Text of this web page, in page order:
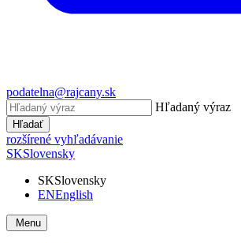
podatelna@rajcany.sk
Hľadaný výraz
Hľadať
rozšírené vyhľadávanie
SKSlovensky
SKSlovensky
ENEnglish
Menu